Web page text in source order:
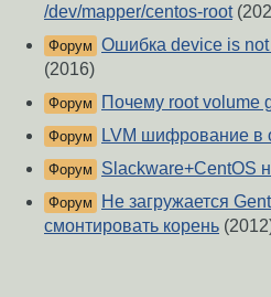
/dev/mapper/centos-root
Форум Ошибка device is
(2016)
Форум Почему root volume
Форум LVM шифрование в
Форум Slackware+CentOS
Форум
Не загружается
смонтировать корень